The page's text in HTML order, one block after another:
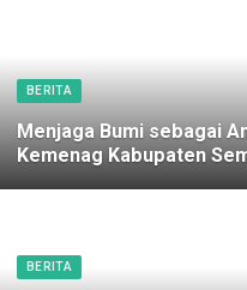
BERITA
Menjaga Bumi sebagai
Kemenag Kabupaten
BERITA